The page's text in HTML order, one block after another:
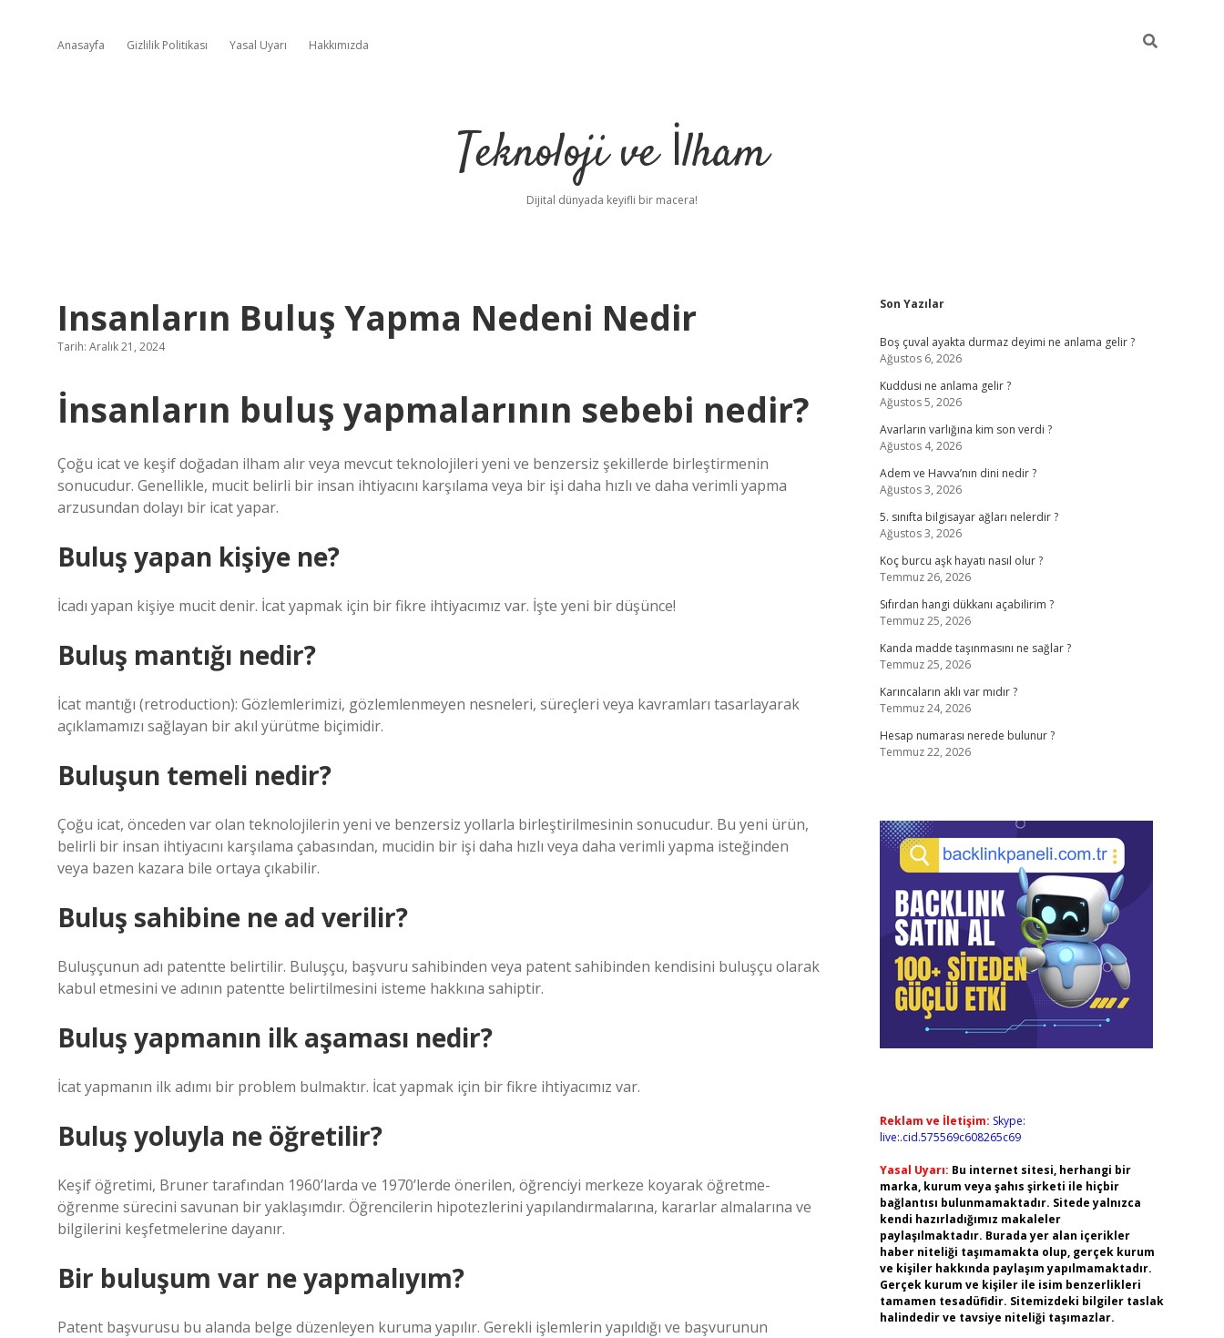
Anasayfa Gizlilik Politikası Yasal Uyarı Hakkımızda
Teknoloji ve İlham
Dijital dünyada keyifli bir macera!
Insanların Buluş Yapma Nedeni Nedir
Tarih: Aralık 21, 2024
İnsanların buluş yapmalarının sebebi nedir?
Çoğu icat ve keşif doğadan ilham alır veya mevcut teknolojileri yeni ve benzersiz şekillerde birleştirmenin
sonucudur. Genellikle, mucit belirli bir insan ihtiyacını karşılama veya bir işi daha hızlı ve daha verimli yapma
arzusundan dolayı bir icat yapar.
Buluş yapan kişiye ne?
İcadı yapan kişiye mucit denir. İcat yapmak için bir fikre ihtiyacımız var. İşte yeni bir düşünce!
Buluş mantığı nedir?
İcat mantığı (retroduction): Gözlemlerimizi, gözlemlenmeyen nesneleri, süreçleri veya kavramları tasarlayarak
açıklamamızı sağlayan bir akıl yürütme biçimidir.
Buluşun temeli nedir?
Çoğu icat, önceden var olan teknolojilerin yeni ve benzersiz yollarla birleştirilmesinin sonucudur. Bu yeni ürün,
belirli bir insan ihtiyacını karşılama çabasından, mucidin bir işi daha hızlı veya daha verimli yapma isteğinden
veya bazen kazara bile ortaya çıkabilir.
Buluş sahibine ne ad verilir?
Buluşçunun adı patentte belirtilir. Buluşçu, başvuru sahibinden veya patent sahibinden kendisini buluşçu olarak
kabul etmesini ve adının patentte belirtilmesini isteme hakkına sahiptir.
Buluş yapmanın ilk aşaması nedir?
İcat yapmanın ilk adımı bir problem bulmaktır. İcat yapmak için bir fikre ihtiyacımız var.
Buluş yoluyla ne öğretilir?
Keşif öğretimi, Bruner tarafından 1960’larda ve 1970’lerde önerilen, öğrenciyi merkeze koyarak öğretme-
öğrenme sürecini savunan bir yaklaşımdır. Öğrencilerin hipotezlerini yapılandırmalarına, kararlar almalarına ve
bilgilerini keşfetmelerine dayanır.
Bir buluşum var ne yapmalıyım?
Patent başvurusu bu alanda belge düzenleyen kuruma yapılır. Gerekli işlemlerin yapıldığı ve başvurunun
Sidebar
Son Yazılar
Boş çuval ayakta durmaz deyimi ne anlama gelir ?
Ağustos 6, 2026
Kuddusi ne anlama gelir ?
Ağustos 5, 2026
Avarların varlığına kim son verdi ?
Ağustos 4, 2026
Adem ve Havva’nın dini nedir ?
Ağustos 3, 2026
5. sınıfta bilgisayar ağları nelerdir ?
Ağustos 3, 2026
Koç burcu aşk hayatı nasıl olur ?
Temmuz 26, 2026
Sıfırdan hangi dükkanı açabilirim ?
Temmuz 25, 2026
Kanda madde taşınmasını ne sağlar ?
Temmuz 25, 2026
Karıncaların aklı var mıdır ?
Temmuz 24, 2026
Hesap numarası nerede bulunur ?
Temmuz 22, 2026
Reklam ve İletişim: Skype:
live:.cid.575569c608265c69
Yasal Uyarı: Bu internet sitesi, herhangi bir
marka, kurum veya şahıs şirketi ile hiçbir
bağlantısı bulunmamaktadır. Sitede yalnızca
kendi hazırladığımız makaleler
paylaşılmaktadır. Burada yer alan içerikler
haber niteliği taşımamakta olup, gerçek kurum
ve kişiler hakkında paylaşım yapılmamaktadır.
Gerçek kurum ve kişiler ile isim benzerlikleri
tamamen tesadüfidir. Sitemizdeki bilgiler taslak
halindedir ve tavsiye niteliği taşımazlar.